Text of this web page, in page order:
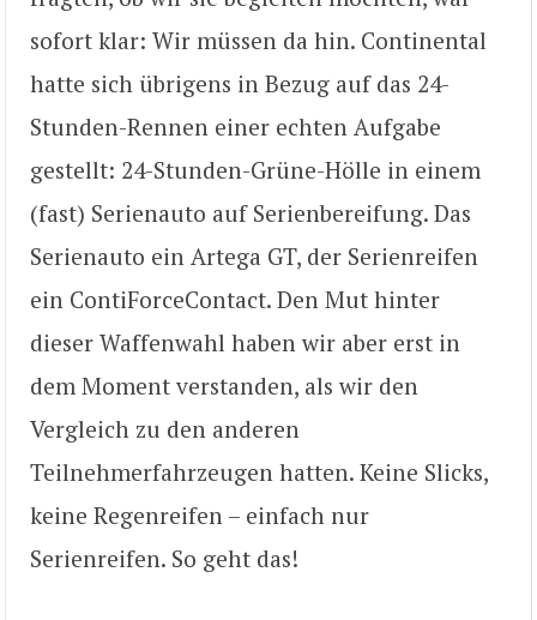
sofort klar: Wir müssen da hin. Continental
hatte sich übrigens in Bezug auf das 24-
Stunden-Rennen einer echten Aufgabe
gestellt: 24-Stunden-Grüne-Hölle in einem
(fast) Serienauto auf Serienbereifung. Das
Serienauto ein Artega GT, der Serienreifen
ein ContiForceContact. Den Mut hinter
dieser Waffenwahl haben wir aber erst in
dem Moment verstanden, als wir den
Vergleich zu den anderen
Teilnehmerfahrzeugen hatten. Keine Slicks,
keine Regenreifen – einfach nur
Serienreifen. So geht das!